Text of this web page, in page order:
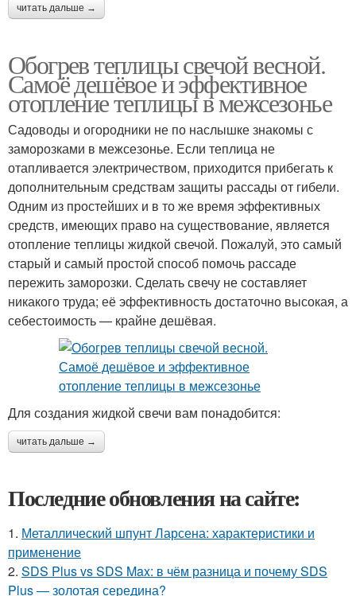
читать дальше →
Обогрев теплицы свечой весной.
Самоё дешёвое и эффективное
отопление теплицы в межсезонье
Садоводы и огородники не по наслышке знакомы с
заморозками в межсезонье. Если теплица не
отапливается электричеством, приходится прибегать к
дополнительным средствам защиты рассады от гибели.
Одним из простейших и в то же время эффективных
средств, имеющих право на существование, является
отопление теплицы жидкой свечой. Пожалуй, это самый
старый и самый простой способ помочь рассаде
пережить заморозки. Сделать свечу не составляет
никакого труда; её эффективность достаточно высокая, а
себестоимость — крайне дешёвая.
Для создания жидкой свечи вам понадобится:
читать дальше →
Последние обновления на сайте:
1. Металлический шпунт Ларсена: характеристики и
применение
2. SDS Plus vs SDS Max: в чём разница и почему SDS
Plus — золотая середина?